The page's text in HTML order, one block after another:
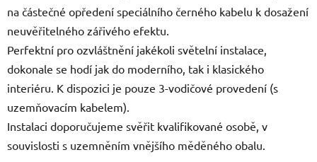
na částečné opředení speciálního černého kabelu k dosažení
neuvěřitelného zářivého efektu.
Perfektní pro ozvláštnění jakékoli světelní instalace,
dokonale se hodí jak do moderního, tak i klasického
interiéru. K dispozici je pouze 3-vodičové provedení (s
uzemňovacím kabelem).
Instalaci doporučujeme svěřit kvalifikované osobě, v
souvislosti s uzemněním vnějšího měděného obalu.